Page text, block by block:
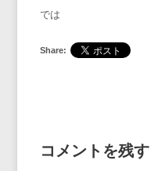
では
Share:
コメントを残す